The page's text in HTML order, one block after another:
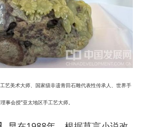
艺美术大师、国家级非遗青田石雕代表性传承人、世界手
事会授“亚太地区手工艺大师。